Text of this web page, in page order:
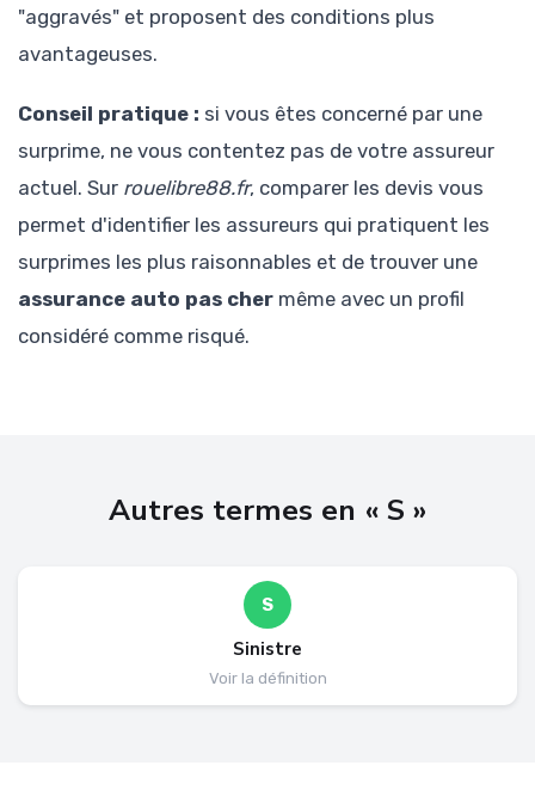
"aggravés" et proposent des conditions plus
avantageuses.
Conseil pratique : si vous êtes concerné par une
surprime, ne vous contentez pas de votre assureur
actuel. Sur rouelibre88.fr, comparer les devis vous
permet d'identifier les assureurs qui pratiquent les
surprimes les plus raisonnables et de trouver une
assurance auto pas cher même avec un profil
considéré comme risqué.
Autres termes en « S »
S
Sinistre
Voir la définition